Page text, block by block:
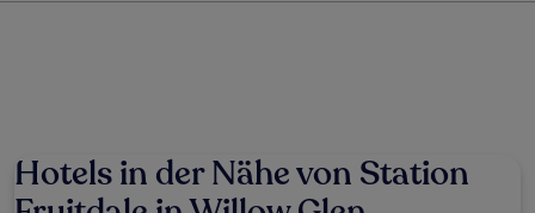
Hotels in der Nähe von Station